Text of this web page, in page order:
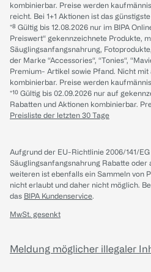
kombinierbar. Preise werden
reicht. Bei 1+1 Aktionen ist das
*⁸ Gültig bis 12.08.2026 nur im BIPA
Preiswert“ gekennzeichnete Produkte,
Säuglingsanfangsnahrung,
der Marke “Accessories“, “Tonies“,
Premium- Artikel sowie Pfand. Nicht
kombinierbar. Preise werden
*¹⁰ Gültig bis 02.09.2026 nur auf
Rabatten und Aktionen kombinierbar.
Preisliste der letzten 30 Tage
Aufgrund der EU-Richtlinie 2006/141/
Säuglingsanfangsnahrung Rabatte oder
weiteren ist ebenfalls ein Sammeln von
nicht erlaubt und daher nicht möglich.
das BIPA Kundenservice.
MwSt. gesenkt
Meldung möglicher illegaler